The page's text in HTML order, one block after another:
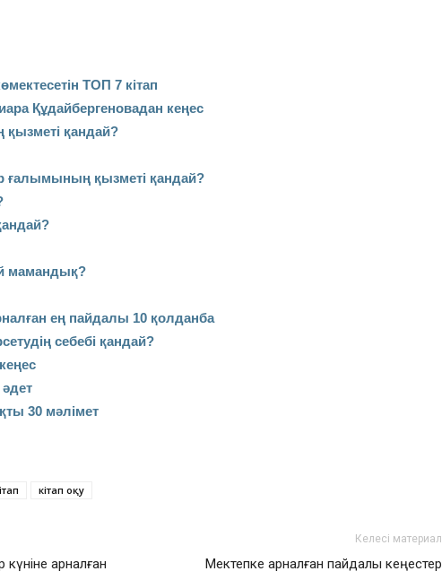
ТОП 7 кітап
Құдайбергеновадан кеңес
қызметі қандай?
ғалымының қызметі қандай?
мамандық?
ең пайдалы 10 қолданба
себебі қандай?
әдет
30 мәлімет
кітап оқу
күніне арналған
Келесі материал
Мектепке арналған пайдалы кеңестер